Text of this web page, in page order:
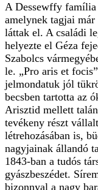
A Dessewffy família
amelynek tagjai
láttak el. A családi
helyezte el Géza
Szabolcs
le. „Pro aris et
jelmondatuk jól
becsben tartotta az
Arisztid mellett
tevékeny részt
létrehozásában is,
nagyjainak állandó
1843-ban a tudós
gyászbeszédet.
bizonnyal a nagy